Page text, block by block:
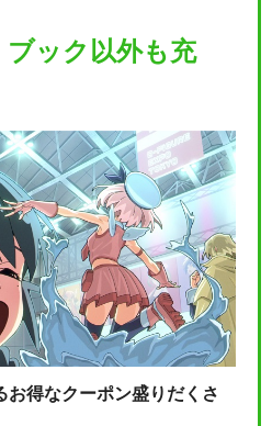
ブック以外も充
お得なクーポン盛りだくさ